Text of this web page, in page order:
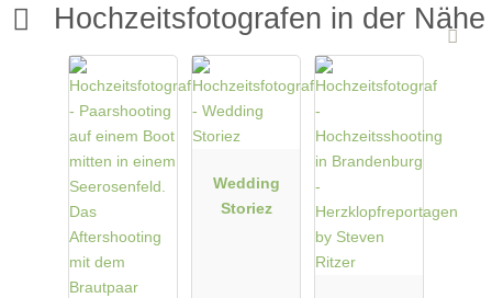
Hochzeitsfotografen in der Nähe
Wedding
Storiez